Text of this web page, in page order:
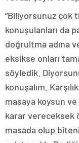
“Biliyorsunuz çok
konuşulanları da
doğrultma adına
eksikse onları
söyledik.
konuşalım.
masaya koysun
karar vereceksek
masada olup